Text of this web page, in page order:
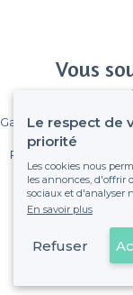
Vous
Gagnez de nombreux
Pas de
fixe
Le respect de
priorité
Les cookies nous
les annonces, d'offrir
sociaux et d'analyser
En savoir plus
Refuser